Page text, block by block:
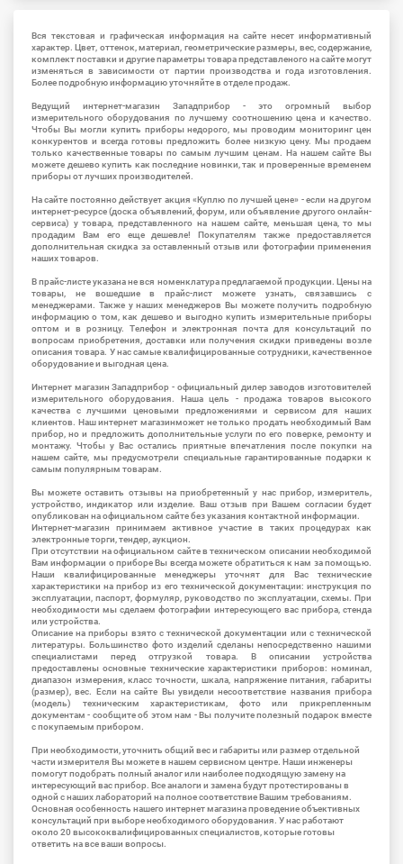
Вся текстовая и графическая информация на сайте несет информативный
характер. Цвет, оттенок, материал, геометрические размеры, вес, содержание,
комплект поставки и другие параметры товара представленого на сайте могут
изменяться в зависимости от партии производства и года изготовления.
Более подробную информацию уточняйте в отделе продаж.
Ведущий интернет-магазин Западприбор - это огромный выбор
измерительного оборудования по лучшему соотношению цена и качество.
Чтобы Вы могли купить приборы недорого, мы проводим мониторинг цен
конкурентов и всегда готовы предложить более низкую цену. Мы продаем
только качественные товары по самым лучшим ценам. На нашем сайте Вы
можете дешево купить как последние новинки, так и проверенные временем
приборы от лучших производителей.
На сайте постоянно действует акция «Куплю по лучшей цене» - если на другом
интернет-ресурсе (доска объявлений, форум, или объявление другого онлайн-
сервиса) у товара, представленного на нашем сайте, меньшая цена, то мы
продадим Вам его еще дешевле! Покупателям также предоставляется
дополнительная скидка за оставленный отзыв или фотографии применения
наших товаров.
В прайс-листе указана не вся номенклатура предлагаемой продукции. Цены на
товары, не вошедшие в прайс-лист можете узнать, связавшись с
менеджерами. Также у наших менеджеров Вы можете получить подробную
информацию о том, как дешево и выгодно купить измерительные приборы
оптом и в розницу. Телефон и электронная почта для консультаций по
вопросам приобретения, доставки или получения скидки приведены возле
описания товара. У нас самые квалифицированные сотрудники, качественное
оборудование и выгодная цена.
Интернет магазин Западприбор - официальный дилер заводов изготовителей
измерительного оборудования. Наша цель - продажа товаров высокого
качества с лучшими ценовыми предложениями и сервисом для наших
клиентов. Наш интернет магазинможет не только продать необходимый Вам
прибор, но и предложить дополнительные услуги по его поверке, ремонту и
монтажу. Чтобы у Вас остались приятные впечатления после покупки на
нашем сайте, мы предусмотрели специальные гарантированные подарки к
самым популярным товарам.
Вы можете оставить отзывы на приобретенный у нас прибор, измеритель,
устройство, индикатор или изделие. Ваш отзыв при Вашем согласии будет
опубликован на официальном сайте без указания контактной информации.
Интернет-магазин принимаем активное участие в таких процедурах как
электронные торги, тендер, аукцион.
При отсутствии на официальном сайте в техническом описании необходимой
Вам информации о приборе Вы всегда можете обратиться к нам за помощью.
Наши квалифицированные менеджеры уточнят для Вас технические
характеристики на прибор из его технической документации: инструкция по
эксплуатации, паспорт, формуляр, руководство по эксплуатации, схемы. При
необходимости мы сделаем фотографии интересующего вас прибора, стенда
или устройства.
Описание на приборы взято с технической документации или с технической
литературы. Большинство фото изделий сделаны непосредственно нашими
специалистами перед отгрузкой товара. В описании устройства
предоставлены основные технические характеристики приборов: номинал,
диапазон измерения, класс точности, шкала, напряжение питания, габариты
(размер), вес. Если на сайте Вы увидели несоответствие названия прибора
(модель) техническим характеристикам, фото или прикрепленным
документам - сообщите об этом нам - Вы получите полезный подарок вместе
с покупаемым прибором.
При необходимости, уточнить общий вес и габариты или размер отдельной
части измерителя Вы можете в нашем сервисном центре. Наши инженеры
помогут подобрать полный аналог или наиболее подходящую замену на
интересующий вас прибор. Все аналоги и замена будут протестированы в
одной с наших лабораторий на полное соответствие Вашим требованиям.
Основная особенность нашего интернет магазина проведение объективных
консультаций при выборе необходимого оборудования. У нас работают
около 20 высококвалифицированных специалистов, которые готовы
ответить на все ваши вопросы.